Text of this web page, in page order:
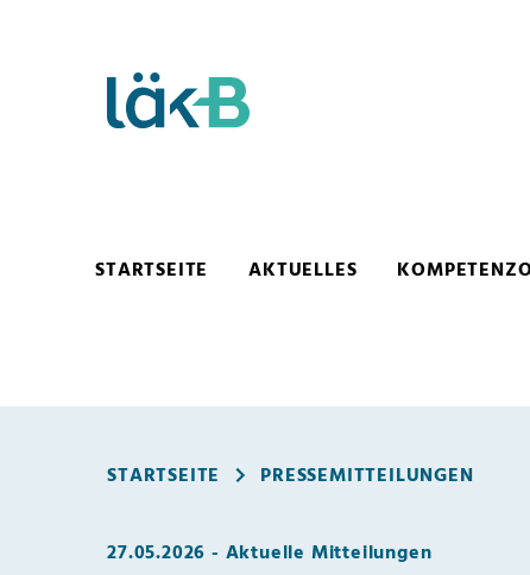
STARTSEITE AKTUELLES
STARTSEITE PRESSEMITTEILUNGEN
27.05.2026 Aktuelle Mitteilungen